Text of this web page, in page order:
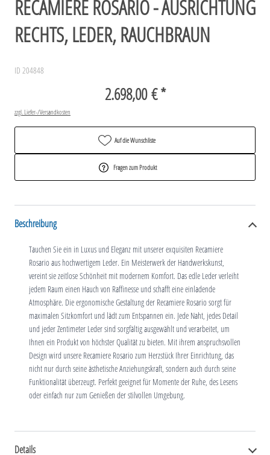
RECAMIERE ROSARIO - AUSRICHTUNG
RECHTS, LEDER, RAUCHBRAUN
ID 204848
2.698,00 € *
zzgl. Liefer-/Versandkosten
Auf die Wunschliste
Fragen zum Produkt
Beschreibung
Tauchen Sie ein in Luxus und Eleganz mit unserer exquisiten Recamiere
Rosario aus hochwertigem Leder. Ein Meisterwerk der Handwerkskunst,
vereint sie zeitlose Schönheit mit modernem Komfort. Das edle Leder verleiht
jedem Raum einen Hauch von Raffinesse und schafft eine einladende
Atmosphäre. Die ergonomische Gestaltung der Recamiere Rosario sorgt für
maximalen Sitzkomfort und lädt zum Entspannen ein. Jede Naht, jedes Detail
und jeder Zentimeter Leder sind sorgfältig ausgewählt und verarbeitet, um
Ihnen ein Produkt von höchster Qualität zu bieten. Mit ihrem anspruchsvollen
Design wird unsere Recamiere Rosario zum Herzstück Ihrer Einrichtung, das
nicht nur durch seine ästhetische Anziehungskraft, sondern auch durch seine
Funktionalität überzeugt. Perfekt geeignet für Momente der Ruhe, des Lesens
oder einfach nur zum Genießen der stilvollen Umgebung.
Details